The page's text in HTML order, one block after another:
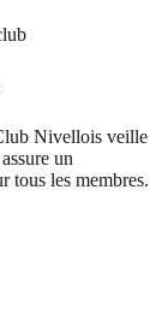
Nivellois veille
un
tous les membres.